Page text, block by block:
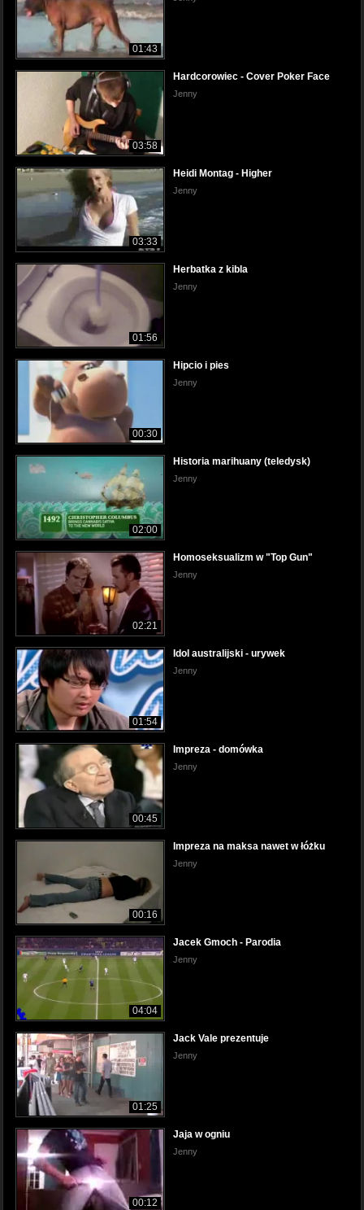
01:43
03:58
Hardcorowiec - Cover Poker Face
Jenny
03:33
Heidi Montag - Higher
Jenny
01:56
Herbatka z kibla
Jenny
00:30
Hipcio i pies
Jenny
02:00
Historia marihuany (teledysk)
Jenny
02:21
Homoseksualizm w "Top Gun"
Jenny
01:54
Idol australijski - urywek
Jenny
00:45
Impreza - domówka
Jenny
00:16
Impreza na maksa nawet w łóżku
Jenny
04:04
Jacek Gmoch - Parodia
Jenny
01:25
Jack Vale prezentuje
Jenny
00:12
Jaja w ogniu
Jenny